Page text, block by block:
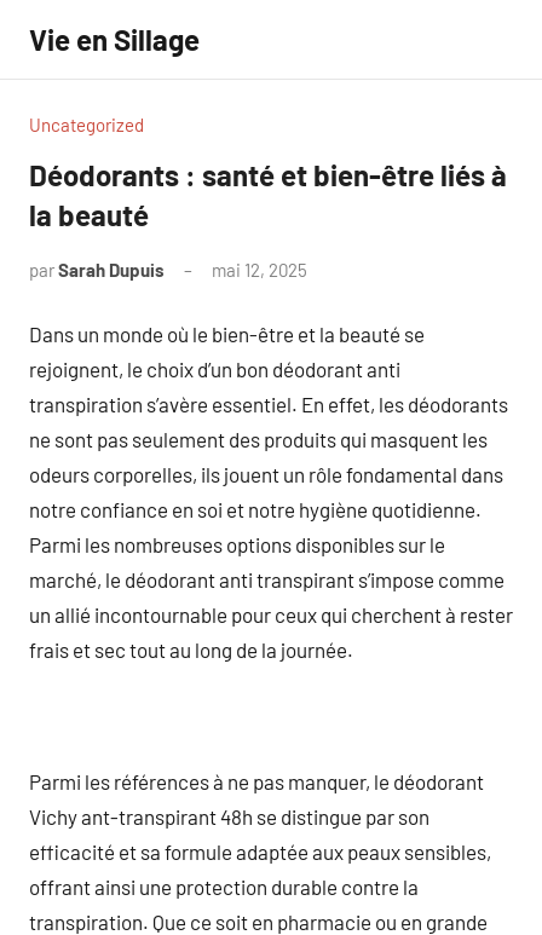
contenu
Vie en Sillage
Uncategorized
Déodorants : santé et bien-être liés à
la beauté
parSarah Dupuis mai 12, 2025
Dans un monde où le bien-être et la beauté se
rejoignent, le choix d’un bon déodorant anti
transpiration s’avère essentiel. En effet, les déodorants
ne sont pas seulement des produits qui masquent les
odeurs corporelles, ils jouent un rôle fondamental dans
notre confiance en soi et notre hygiène quotidienne.
Parmi les nombreuses options disponibles sur le
marché, le déodorant anti transpirant s’impose comme
un allié incontournable pour ceux qui cherchent à rester
frais et sec tout au long de la journée.
Parmi les références à ne pas manquer, le déodorant
Vichy ant-transpirant 48h se distingue par son
efficacité et sa formule adaptée aux peaux sensibles,
offrant ainsi une protection durable contre la
transpiration. Que ce soit en pharmacie ou en grande